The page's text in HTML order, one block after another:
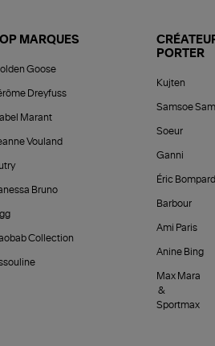
MARQUES
Goose
Dreyfuss
Marant
Vouland
Bruno
Collection
PORTER
Kujten
Samsoe
Soeur
Ganni
Éric Bompard
Barbour
Ami Paris
Anine Bing
Max Mara
&
Sportmax